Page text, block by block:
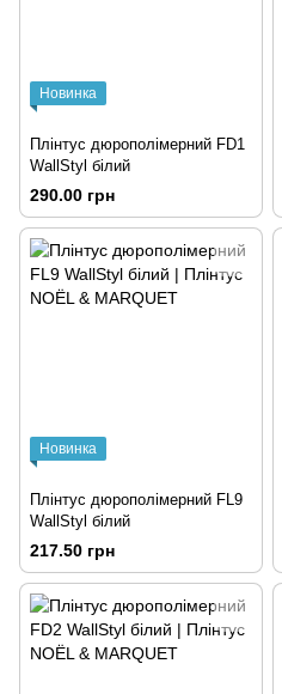
Новинка
Плінтус дюрополімерний FD1
WallStyl білий
290.00 грн
Новинка
Плінтус дюрополімерний FL9
WallStyl білий
217.50 грн